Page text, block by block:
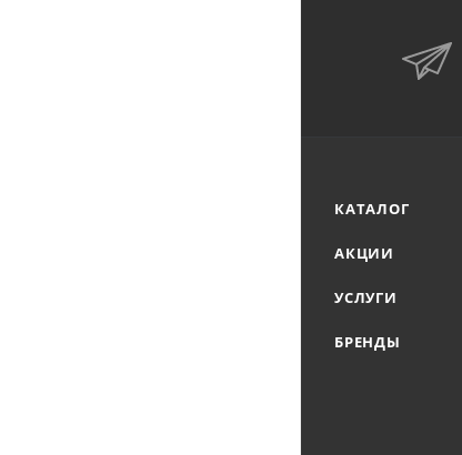
КАТАЛОГ
АКЦИИ
УСЛУГИ
БРЕНДЫ